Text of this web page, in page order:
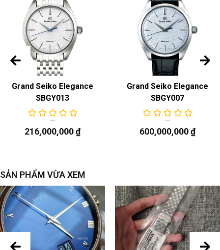
Grand Seiko Elegance
SBGY013
216,000,000₫
Grand Seiko Elegance
SBGY007
600,000,000₫
SẢN PHẨM VỪA XEM